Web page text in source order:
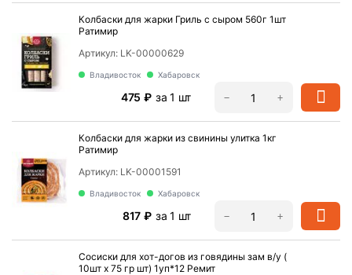
Колбаски для жарки Гриль с сыром 560г 1шт
Ратимир
Владивосток Хабаровск
Артикул: LK-00000629
‍475‍ ₽ за 1 шт +
−
Колбаски для жарки из свинины улитка 1кг
Ратимир
Владивосток Хабаровск
Артикул: LK-00001591
‍817‍ ₽ за 1 шт +
−
Сосиски для хот-догов из говядины зам в/у (
10шт х 75 гр шт) 1уп*12 Ремит